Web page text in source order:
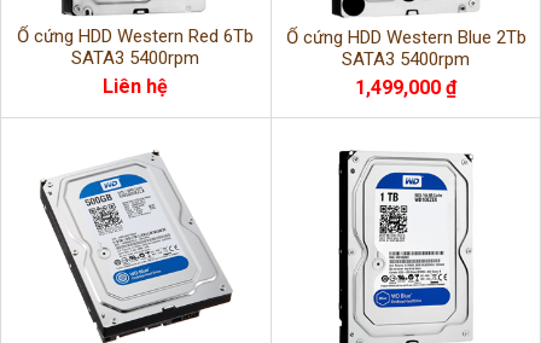
Ổ cứng HDD Western Red 6Tb
SATA3 5400rpm
Liên hệ
Ổ cứng HDD Western Blue 2Tb
SATA3 5400rpm
1,499,000 ₫